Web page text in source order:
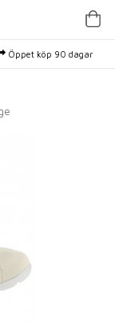
Öppet köp 90 dagar